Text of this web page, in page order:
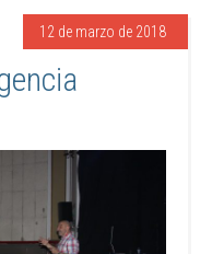
12 de marzo de 2018